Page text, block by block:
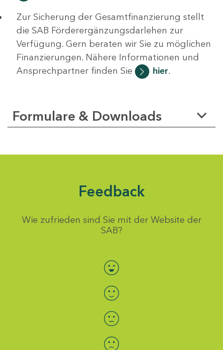
Zur Sicherung der Gesamtfinanzierung stellt
die SAB Förderergänzungsdarlehen zur
Verfügung. Gern beraten wir Sie zu möglichen
Finanzierungen. Nähere Informationen und
Ansprechpartner finden Sie
hier.
Formulare & Downloads
Feedback
Wie zufrieden sind Sie mit der Website der
SAB?
Bewertung auswählen